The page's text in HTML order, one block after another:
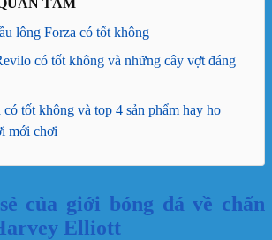
lông Forza có tốt không
có tốt không và những cây vợt đáng
tốt không và top 4 sản phẩm hay ho
mới chơi
của giới bóng đá về chấn
Elliott